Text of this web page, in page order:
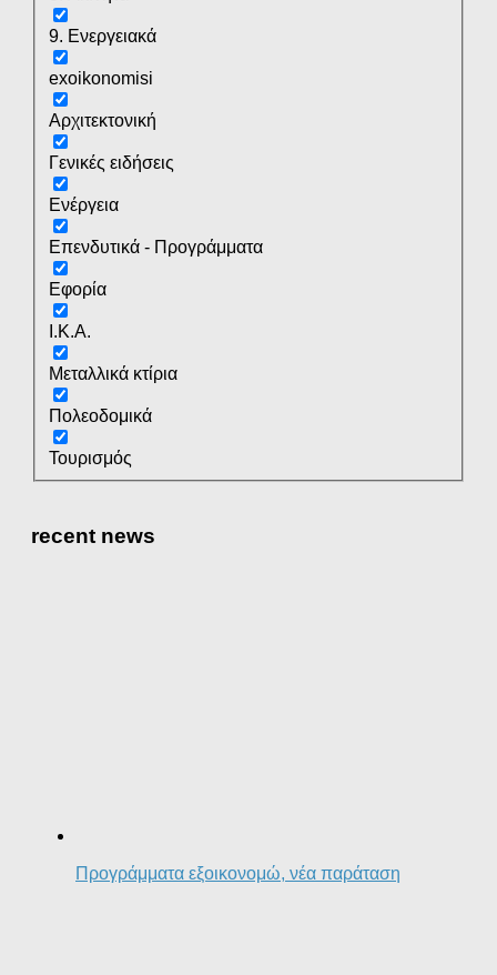
9. Ενεργειακά
exoikonomisi
Αρχιτεκτονική
Γενικές ειδήσεις
Ενέργεια
Επενδυτικά - Προγράμματα
Εφορία
Ι.Κ.Α.
Μεταλλικά κτίρια
Πολεοδομικά
Τουρισμός
recent news
Προγράμματα εξοικονομώ, νέα παράταση